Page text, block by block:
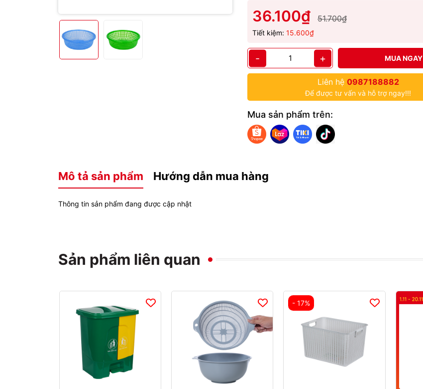
36.100₫ 51.700₫
Tiết kiệm: 15.600₫
- + MUA NGAY
Liên hệ 0987188882
Để được tư vấn và hỗ trợ ngay!!!
Mua sản phẩm trên:
Mô tả sản phẩm Hướng dẫn mua hàng
Thông tin sản phẩm đang được cập nhật
Sản phẩm liên quan
- 17%